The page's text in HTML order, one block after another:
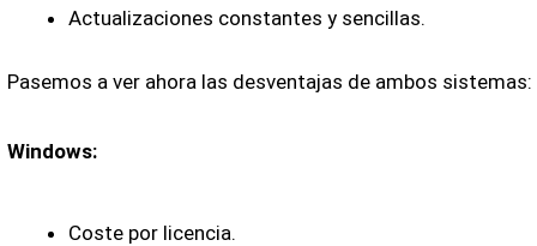
Actualizaciones constantes y sencillas.
Pasemos a ver ahora las desventajas de ambos sistemas:
Windows:
Coste por licencia.